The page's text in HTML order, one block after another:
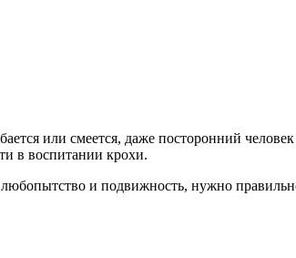
или смеется, даже посторонний
в воспитании крохи.
и подвижность, нужно